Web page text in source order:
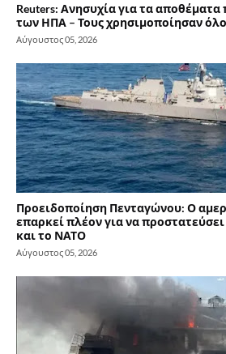
Reuters: Ανησυχία για τα
των ΗΠΑ – Τους χρησιμοποίησαν
Αύγουστος 05, 2026
Προειδοποίηση Πενταγώνου: Ο
επαρκεί πλέον για να
και το ΝΑΤΟ
Αύγουστος 05, 2026